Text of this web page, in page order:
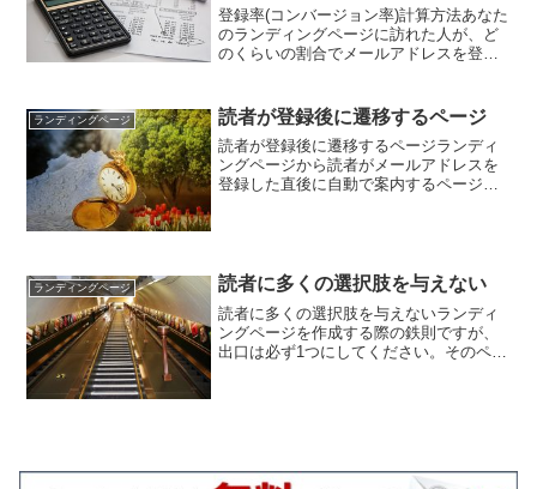
登録率(コンバージョン率)計算方法あなた
のランディングページに訪れた人が、ど
のくらいの割合でメールアドレスを登録
できます。今後の改善のために、登録率
（コンバージョン率)...
ランディングページ 読者が登録後に遷移するページ
読者が登録後に遷移するページランディ
ングページから読者がメールアドレスを
登録した直後に自動で案内するページを
ランディングページ 読者に多くの選択肢を与えない
読者に多くの選択肢を与えないランディ
ングページを作成する際の鉄則ですが、
出口は必ず1つにしてください。そのペー